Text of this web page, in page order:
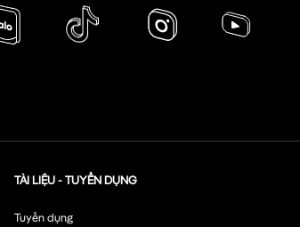
TÀI LIỆU - TUYỂN DỤNG
Tuyển dụng